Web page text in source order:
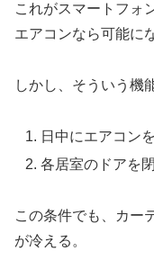
これがスマートフォ
エアコンなら可能に
しかし、そういう機
日中にエアコン
各居室のドアを
この条件でも、カー
が冷える。